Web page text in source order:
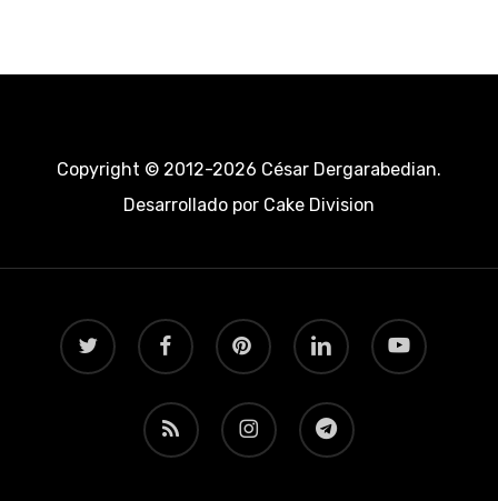
Copyright © 2012-2026 César Dergarabedian.
Desarrollado porCake Division
twitter facebook pinterest linkedin youtube
RSS instagram telegram